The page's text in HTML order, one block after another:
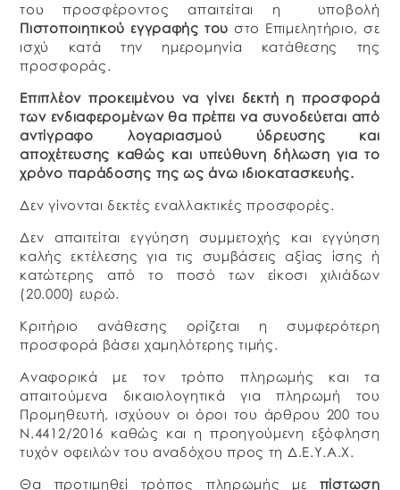
του προσφέροντος απαιτείται η υποβολή
Πιστοποιητικού εγγραφής του στο Επιμελητήριο, σε
ισχύ κατά την ημερομηνία κατάθεσης της
προσφοράς.
Επιπλέον προκειμένου να γίνει δεκτή η προσφορά
των ενδιαφερομένων θα πρέπει να συνοδεύεται από
αντίγραφο λογαριασμού ύδρευσης και
αποχέτευσης καθώς και υπεύθυνη δήλωση για το
χρόνο παράδοσης της ως άνω ιδιοκατασκευής.
Δεν γίνονται δεκτές εναλλακτικές προσφορές.
Δεν απαιτείται εγγύηση συμμετοχής και εγγύηση
καλής εκτέλεσης για τις συμβάσεις αξίας ίσης ή
κατώτερης από το ποσό των είκοσι χιλιάδων
(20.000) ευρώ.
Κριτήριο ανάθεσης ορίζεται η συμφερότερη
προσφορά βάσει χαμηλότερης τιμής.
Αναφορικά με τον τρόπο πληρωμής και τα
απαιτούμενα δικαιολογητικά για πληρωμή του
Προμηθευτή, ισχύουν οι όροι του άρθρου 200 του
Ν.4412/2016 καθώς και η προηγούμενη εξόφληση
τυχόν οφειλών του αναδόχου προς τη Δ.Ε.Υ.Α.Χ.
Θα προτιμηθεί τρόπος πληρωμής με πίστωση